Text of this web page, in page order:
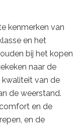
kenmerken van
en het
bij het kopen
naar de
van de
de weerstand.
en de
en de